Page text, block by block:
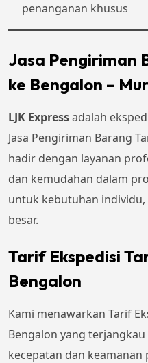
penanganan khusus
Jasa Pengiriman
ke Bengalon –
LJK Expressadalah
Jasa Pengiriman Barang
hadir dengan layanan
dan kemudahan dalam
untuk kebutuhan
besar.
Tarif Ekspedisi
Bengalon
Kami menawarkan Tarif
Bengalon yang
kecepatan dan keamanan